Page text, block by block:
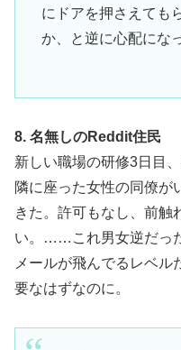
にドアを押さえても
か、と逆に心配にな
8. 名無しのReddit住民
新しい職場の研修3日目
隣に座った女性の同僚が
きた。許可もなし、前触
い。……これ男女逆だっ
メールが飛んでるレベ
要なはずなのに。